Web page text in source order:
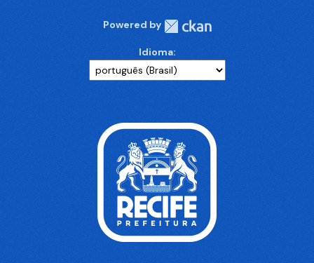
Powered by
Idioma